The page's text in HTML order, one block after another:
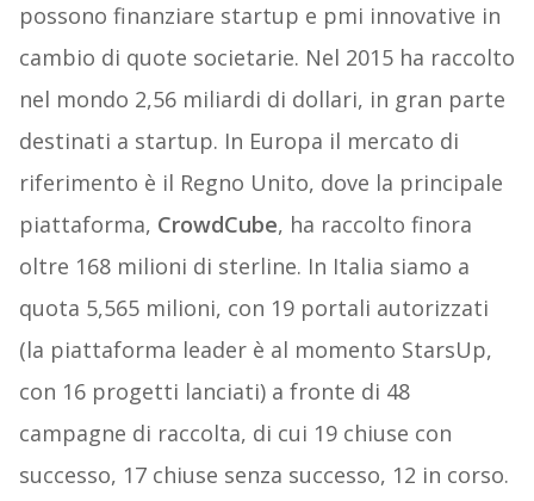
possono finanziare startup e pmi innovative in
cambio di quote societarie. Nel 2015 ha raccolto
nel mondo 2,56 miliardi di dollari, in gran parte
destinati a startup. In Europa il mercato di
riferimento è il Regno Unito, dove la principale
piattaforma, CrowdCube, ha raccolto finora
oltre 168 milioni di sterline. In Italia siamo a
quota 5,565 milioni, con 19 portali autorizzati
(la piattaforma leader è al momento StarsUp,
con 16 progetti lanciati) a fronte di 48
campagne di raccolta, di cui 19 chiuse con
successo, 17 chiuse senza successo, 12 in corso.